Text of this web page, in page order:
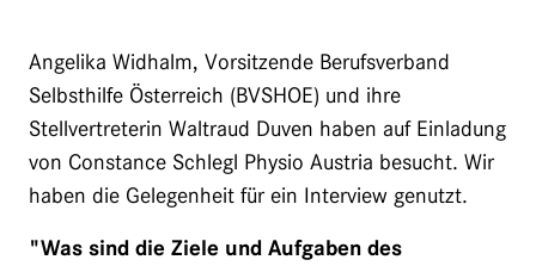
Angelika Widhalm, Vorsitzende Berufsverband
Selbsthilfe Österreich (BVSHOE) und ihre
Stellvertreterin Waltraud Duven haben auf Einladung
von Constance Schlegl Physio Austria besucht. Wir
haben die Gelegenheit für ein Interview genutzt.
"Was sind die Ziele und Aufgaben des